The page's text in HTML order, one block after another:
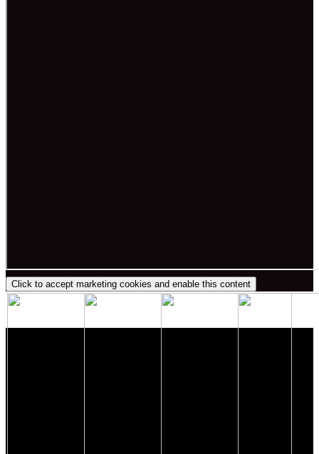
Click to accept marketing cookies and enable this content